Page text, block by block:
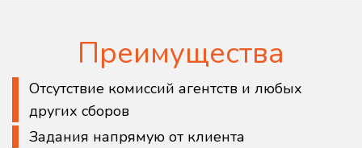
Преимущества
Отсутствие комиссий агентств и любых
других сборов
Задания напрямую от клиента